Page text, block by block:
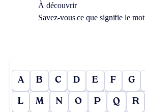
À découvrir
Savez-vous ce que signifie le mot
A B C D E F G
L M N O P Q R